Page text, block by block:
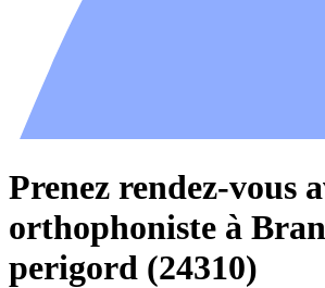
Prenez rendez-vous
orthophoniste à
perigord (24310)